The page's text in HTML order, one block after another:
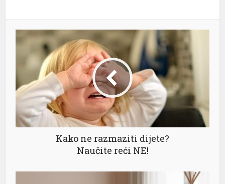
Kako ne razmaziti dijete?
Naučite reći NE!